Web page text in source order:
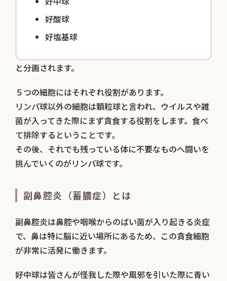
好酸球
好塩基球
と分画されます。
５つの細胞にはそれぞれ役割があります。
リンパ球以外の細胞は顆粒球と言われ、ウイルスや雑
菌が入ってきた際にまず貪食する役割をします。食べ
て排除するということです。
その後、それでも残っている体に不要なものへ闘いを
挑んでいくのがリンパ球です。
副鼻腔炎（蓄膿症）とは
副鼻腔炎は鼻腔や咽喉からのばい菌が入り起きる炎症
で、鼻は特に脳に近い場所にあるため、この貪食細胞
が非常に活発に働きます。
好中球は皆さんが怪我した際や風邪を引いた際に青い